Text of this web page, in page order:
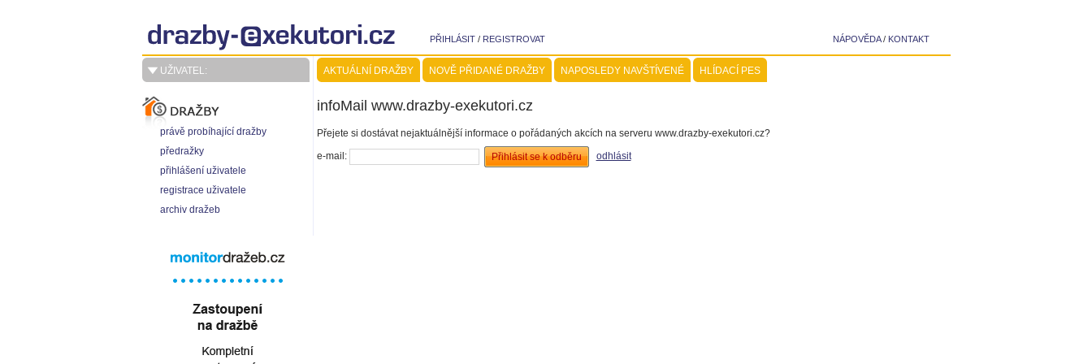
PŘIHLÁSIT/ REGISTROVAT NÁPOVĚDA/ KONTAKT
UŽIVATEL:
právě probíhající dražby
předražky
přihlášení uživatele
registrace uživatele
archiv dražeb
AKTUÁLNÍ DRAŽBY NOVĚ PŘIDANÉ DRAŽBY NAPOSLEDY NAVŠTÍVENÉ HLÍDACÍ PES
infoMail www.drazby-exekutori.cz
Přejete si dostávat nejaktuálnější informace o pořádaných akcích na serveru www.drazby-exekutori.cz?
e-mail: odhlásit